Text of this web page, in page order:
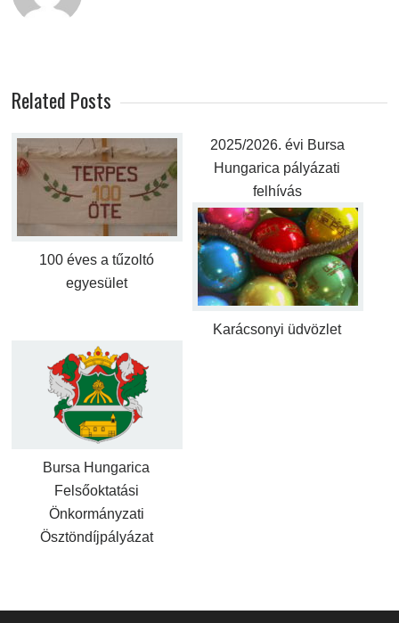
Related Posts
100 éves a tűzoltó
egyesület
2025/2026. évi Bursa
Hungarica pályázati
felhívás
Karácsonyi üdvözlet
Bursa Hungarica
Felsőoktatási
Önkormányzati
Ösztöndíjpályázat